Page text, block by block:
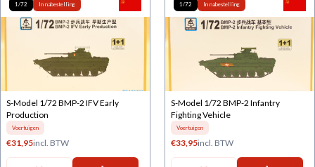
1/72 In nabestelling
S-Model 1/72 BMP-2 IFV Early
Production
Voertuigen
€31,95incl. BTW
1/72 In nabestelling
S-Model 1/72 BMP-2 Infantry
Fighting Vehicle
Voertuigen
€33,95incl. BTW